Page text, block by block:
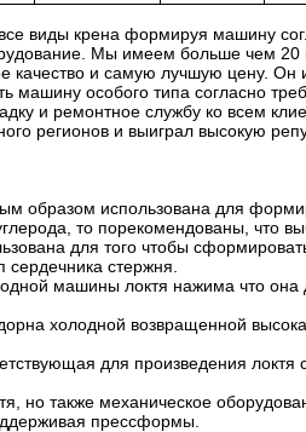
виды крена формируя машину
Мы имеем больше чем 20
и самую лучшую цену. Он
машину особого типа согласно
и ремонтное службу ко всем
регионов и выиграл высокую
образом использована для
то порекомендованы, что
для того чтобы
стержня.
машины локтя нажима что
холодной возвращенной
для произведения
но также механическое
прессформы.